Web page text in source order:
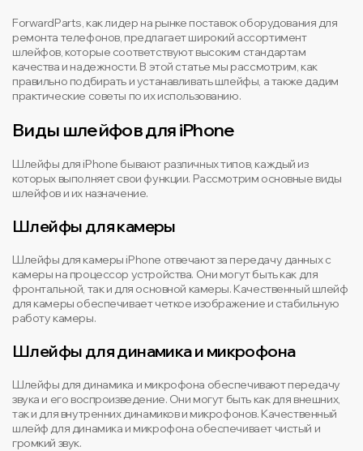
ForwardParts, как лидер на рынке поставок оборудования для
ремонта телефонов, предлагает широкий ассортимент
шлейфов, которые соответствуют высоким стандартам
качества и надежности. В этой статье мы рассмотрим, как
правильно подбирать и устанавливать шлейфы, а также дадим
практические советы по их использованию.
Виды шлейфов для iPhone
Шлейфы для iPhone бывают различных типов, каждый из
которых выполняет свои функции. Рассмотрим основные виды
шлейфов и их назначение.
Шлейфы для камеры
Шлейфы для камеры iPhone отвечают за передачу данных с
камеры на процессор устройства. Они могут быть как для
фронтальной, так и для основной камеры. Качественный шлейф
для камеры обеспечивает четкое изображение и стабильную
работу камеры.
Шлейфы для динамика и микрофона
Шлейфы для динамика и микрофона обеспечивают передачу
звука и его воспроизведение. Они могут быть как для внешних,
так и для внутренних динамиков и микрофонов. Качественный
шлейф для динамика и микрофона обеспечивает чистый и
громкий звук.